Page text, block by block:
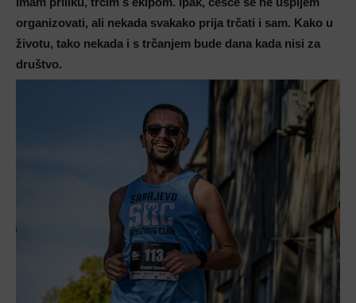
organizovati, ali nekada svakako prija trčati i sam. Kako u
životu, tako nekada i s trčanjem bude dana kada nisi za
društvo.